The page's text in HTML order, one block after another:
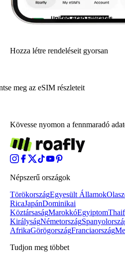
Hozza létre rendeléseit gyorsan
meg az eSIM részleteit
Kövesse nyomon a fennmaradó
Népszerű országok
TörökországEgyesült Államok
RicaJapánDominikai
KöztársaságMarokkóEgyiptom
KirályságNémetország
AfrikaGörögországFranciaország
Tudjon meg többet